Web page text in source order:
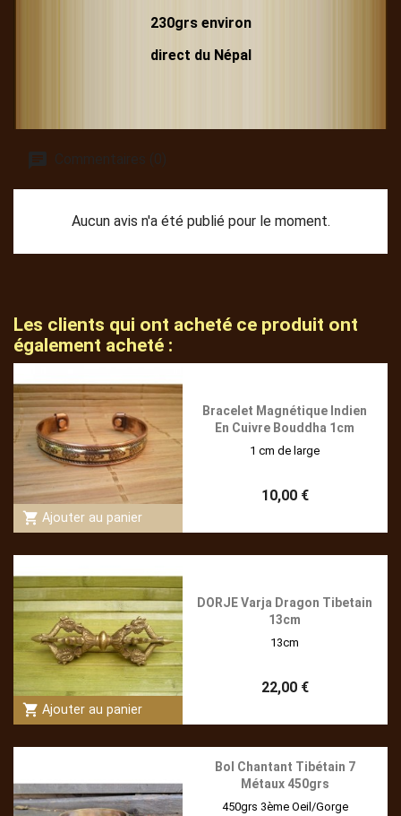
230grs environ
direct du Népal
Commentaires (0)
Aucun avis n'a été publié pour le moment.
Les clients qui ont acheté ce produit ont
également acheté :
shopping_cart Ajouter au panier
Bracelet Magnétique Indien
En Cuivre Bouddha 1cm
1 cm de large
10,00 €
shopping_cart Ajouter au panier
DORJE Varja Dragon Tibetain
13cm
13cm
22,00 €
Bol Chantant Tibétain 7
Métaux 450grs
450grs 3ème Oeil/Gorge